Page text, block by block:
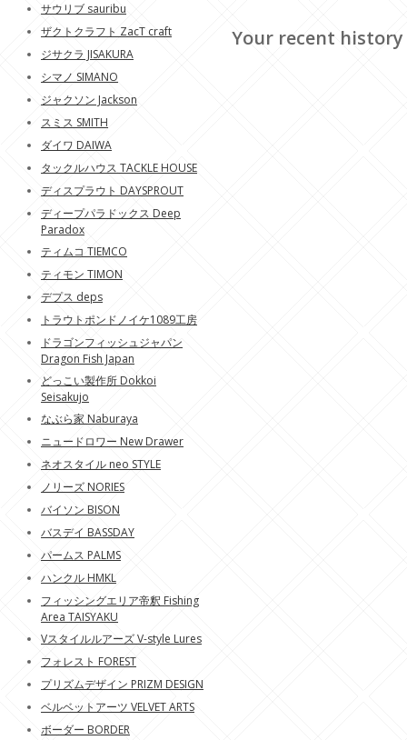
Your recent history
サウリブ sauribu
ザクトクラフト ZacT craft
ジサクラ JISAKURA
シマノ SIMANO
ジャクソン Jackson
スミス SMITH
ダイワ DAIWA
タックルハウス TACKLE HOUSE
ディスプラウト DAYSPROUT
ディープパラドックス Deep
Paradox
ティムコ TIEMCO
ティモン TIMON
デプス deps
トラウトポンドノイケ1089工房
ドラゴンフィッシュジャパン
Dragon Fish Japan
どっこい製作所 Dokkoi
Seisakujo
なぶら家 Naburaya
ニュードロワー New Drawer
ネオスタイル neo STYLE
ノリーズ NORIES
バイソン BISON
バスデイ BASSDAY
パームス PALMS
ハンクル HMKL
フィッシングエリア帝釈 Fishing
Area TAISYAKU
Vスタイルルアーズ V-style Lures
フォレスト FOREST
プリズムデザイン PRIZM DESIGN
ベルベットアーツ VELVET ARTS
ボーダー BORDER